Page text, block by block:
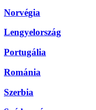
Norvégia
Lengyelország
Portugália
Románia
Szerbia